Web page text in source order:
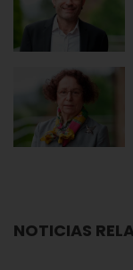
NOTICIAS